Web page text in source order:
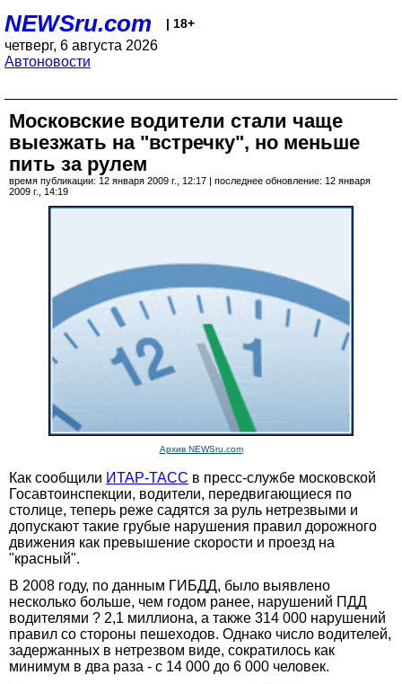
NEWSru.com | 18+
четверг, 6 августа 2026
Автоновости
Московские водители стали чаще
выезжать на "встречку", но меньше
пить за рулем
время публикации: 12 января 2009 г., 12:17 | последнее обновление: 12 января
2009 г., 14:19
Архив NEWSru.com
Как сообщили ИТАР-ТАСС в пресс-службе московской
Госавтоинспекции, водители, передвигающиеся по
столице, теперь реже садятся за руль нетрезвыми и
допускают такие грубые нарушения правил дорожного
движения как превышение скорости и проезд на
"красный".
В 2008 году, по данным ГИБДД, было выявлено
несколько больше, чем годом ранее, нарушений ПДД
водителями ? 2,1 миллиона, а также 314 000 нарушений
правил со стороны пешеходов. Однако число водителей,
задержанных в нетрезвом виде, сократилось как
минимум в два раза - с 14 000 до 6 000 человек.